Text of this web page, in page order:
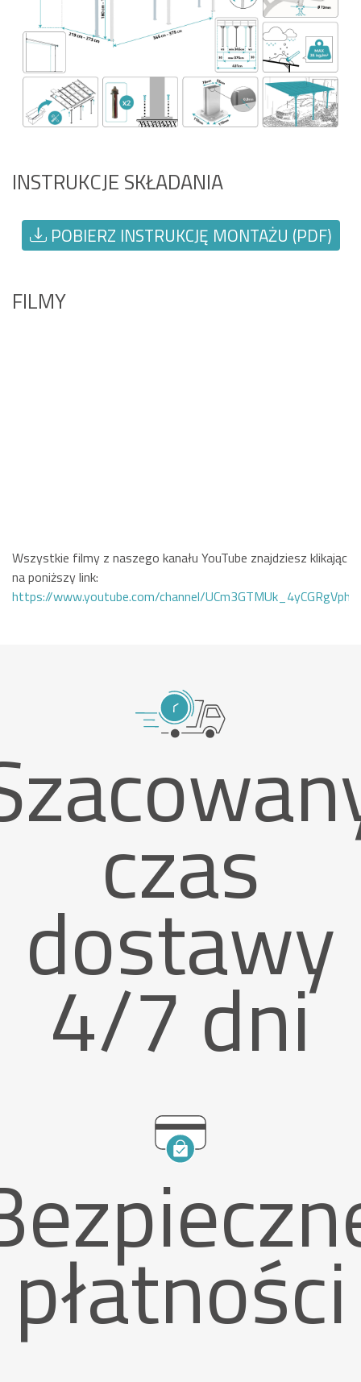
INSTRUKCJE SKŁADANIA
POBIERZ INSTRUKCJĘ MONTAŻU (PDF)
FILMY
Wszystkie filmy z naszego kanału YouTube znajdziesz klikając
na poniższy link:
https://www.youtube.com/channel/
czas
dostawy
4/7 dni
płatności